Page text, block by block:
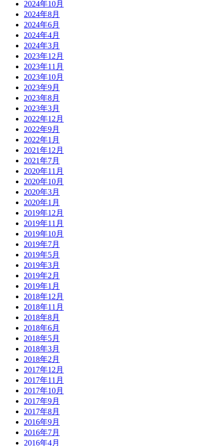
2024年10月
2024年8月
2024年6月
2024年4月
2024年3月
2023年12月
2023年11月
2023年10月
2023年9月
2023年8月
2023年3月
2022年12月
2022年9月
2022年1月
2021年12月
2021年7月
2020年11月
2020年10月
2020年3月
2020年1月
2019年12月
2019年11月
2019年10月
2019年7月
2019年5月
2019年3月
2019年2月
2019年1月
2018年12月
2018年11月
2018年8月
2018年6月
2018年5月
2018年3月
2018年2月
2017年12月
2017年11月
2017年10月
2017年9月
2017年8月
2016年9月
2016年7月
2016年4月